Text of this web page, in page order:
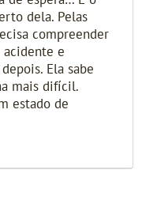
dela. Pelas
compreender
acidente e
Ela sabe
mais difícil.
estado de